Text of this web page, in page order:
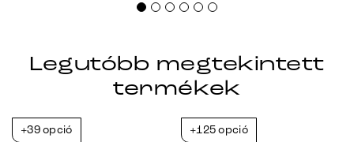
Legutóbb megtekintett
termékek
+39 opció +125 opció